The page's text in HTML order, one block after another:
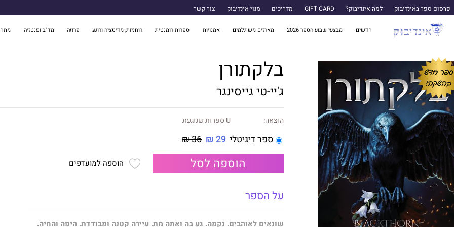
פרסום ספר באינדיבוק למה אינדיבוק? GIFT CARD מדריכים מנוי אינדיבוק צור קשר
חדשים מבצעי שבוע הספר 2026 מארזים משתלמים אמנויות ספרות רומנטית רוחניות, מדיטציה ורוגע פרוזה מד"ב ופנטזיה מתח
בלקתורן
ג'יי-טי גייסינגר
הוצאה: U ספרות שנוגעת
ספר דיגיטלי 29 ₪
36 ₪
הוספה לסל הוספה למועדפים
על הספר
שונאים לאוהבים. נקמה. גע בה ואתה מת. עיירה קטנה ומבודדת. היפה והחיה.